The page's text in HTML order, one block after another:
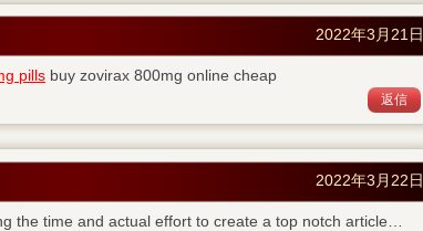
2022年3月21日
pills buy zovirax 800mg online cheap
返信
2022年3月22日
the time and actual effort to create a top notch article…